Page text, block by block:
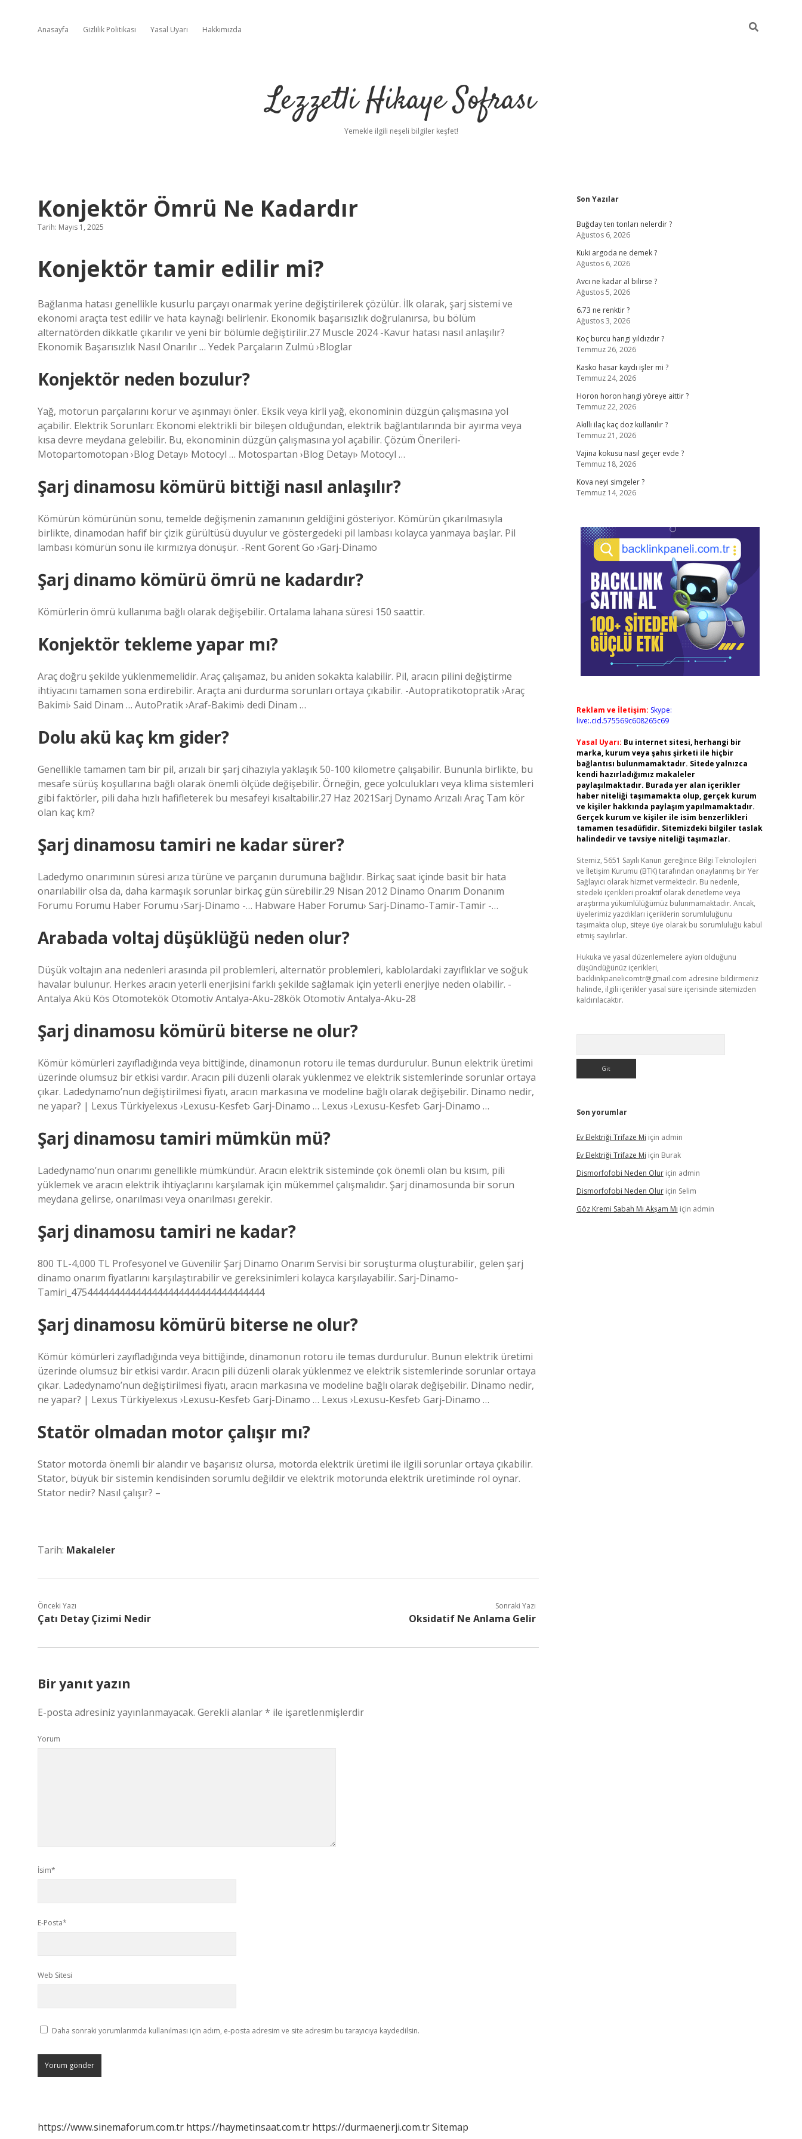
Anasayfa Gizlilik Politikası Yasal Uyarı Hakkımızda
Lezzetli Hikaye Sofrası
Yemekle ilgili neşeli bilgiler keşfet!
Konjektör Ömrü Ne Kadardır
Tarih: Mayıs 1, 2025
Konjektör tamir edilir mi?
Bağlanma hatası genellikle kusurlu parçayı onarmak yerine değiştirilerek çözülür. İlk olarak, şarj sistemi ve
ekonomi araçta test edilir ve hata kaynağı belirlenir. Ekonomik başarısızlık doğrulanırsa, bu bölüm
alternatörden dikkatle çıkarılır ve yeni bir bölümle değiştirilir.27 Muscle 2024 -Kavur hatası nasıl anlaşılır?
Ekonomik Başarısızlık Nasıl Onarılır … Yedek Parçaların Zulmü ›Bloglar
Konjektör neden bozulur?
Yağ, motorun parçalarını korur ve aşınmayı önler. Eksik veya kirli yağ, ekonominin düzgün çalışmasına yol
açabilir. Elektrik Sorunları: Ekonomi elektrikli bir bileşen olduğundan, elektrik bağlantılarında bir ayırma veya
kısa devre meydana gelebilir. Bu, ekonominin düzgün çalışmasına yol açabilir. Çözüm Önerileri-
Motopartomotopan ›Blog Detayı› Motocyl … Motospartan ›Blog Detayı› Motocyl …
Şarj dinamosu kömürü bittiği nasıl anlaşılır?
Kömürün kömürünün sonu, temelde değişmenin zamanının geldiğini gösteriyor. Kömürün çıkarılmasıyla
birlikte, dinamodan hafif bir çizik gürültüsü duyulur ve göstergedeki pil lambası kolayca yanmaya başlar. Pil
lambası kömürün sonu ile kırmızıya dönüşür. -Rent Gorent Go ›Garj-Dinamo
Şarj dinamo kömürü ömrü ne kadardır?
Kömürlerin ömrü kullanıma bağlı olarak değişebilir. Ortalama lahana süresi 150 saattir.
Konjektör tekleme yapar mı?
Araç doğru şekilde yüklenmemelidir. Araç çalışamaz, bu aniden sokakta kalabilir. Pil, aracın pilini değiştirme
ihtiyacını tamamen sona erdirebilir. Araçta ani durdurma sorunları ortaya çıkabilir. -Autopratikotopratik ›Araç
Bakimi› Said Dinam … AutoPratik ›Araf-Bakimi› dedi Dinam …
Dolu akü kaç km gider?
Genellikle tamamen tam bir pil, arızalı bir şarj cihazıyla yaklaşık 50-100 kilometre çalışabilir. Bununla birlikte, bu
mesafe sürüş koşullarına bağlı olarak önemli ölçüde değişebilir. Örneğin, gece yolculukları veya klima sistemleri
gibi faktörler, pili daha hızlı hafifleterek bu mesafeyi kısaltabilir.27 Haz 2021Sarj Dynamo Arızalı Araç Tam kör
olan kaç km?
Şarj dinamosu tamiri ne kadar sürer?
Ladedymo onarımının süresi arıza türüne ve parçanın durumuna bağlıdır. Birkaç saat içinde basit bir hata
onarılabilir olsa da, daha karmaşık sorunlar birkaç gün sürebilir.29 Nisan 2012 Dinamo Onarım Donanım
Forumu Forumu Haber Forumu ›Sarj-Dinamo -… Habware Haber Forumu› Sarj-Dinamo-Tamir-Tamir -…
Arabada voltaj düşüklüğü neden olur?
Düşük voltajın ana nedenleri arasında pil problemleri, alternatör problemleri, kablolardaki zayıflıklar ve soğuk
havalar bulunur. Herkes aracın yeterli enerjisini farklı şekilde sağlamak için yeterli enerjiye neden olabilir. -
Antalya Akü Kös Otomotekök Otomotiv Antalya-Aku-28kök Otomotiv Antalya-Aku-28
Şarj dinamosu kömürü biterse ne olur?
Kömür kömürleri zayıfladığında veya bittiğinde, dinamonun rotoru ile temas durdurulur. Bunun elektrik üretimi
üzerinde olumsuz bir etkisi vardır. Aracın pili düzenli olarak yüklenmez ve elektrik sistemlerinde sorunlar ortaya
çıkar. Ladedynamo’nun değiştirilmesi fiyatı, aracın markasına ve modeline bağlı olarak değişebilir. Dinamo nedir,
ne yapar? | Lexus Türkiyelexus ›Lexusu-Kesfet› Garj-Dinamo … Lexus ›Lexusu-Kesfet› Garj-Dinamo …
Şarj dinamosu tamiri mümkün mü?
Ladedynamo’nun onarımı genellikle mümkündür. Aracın elektrik sisteminde çok önemli olan bu kısım, pili
yüklemek ve aracın elektrik ihtiyaçlarını karşılamak için mükemmel çalışmalıdır. Şarj dinamosunda bir sorun
meydana gelirse, onarılması veya onarılması gerekir.
Şarj dinamosu tamiri ne kadar?
800 TL-4,000 TL Profesyonel ve Güvenilir Şarj Dinamo Onarım Servisi bir soruşturma oluşturabilir, gelen şarj
dinamo onarım fiyatlarını karşılaştırabilir ve gereksinimleri kolayca karşılayabilir. Sarj-Dinamo-
Tamiri_475444444444444444444444444444444444
Şarj dinamosu kömürü biterse ne olur?
Kömür kömürleri zayıfladığında veya bittiğinde, dinamonun rotoru ile temas durdurulur. Bunun elektrik üretimi
üzerinde olumsuz bir etkisi vardır. Aracın pili düzenli olarak yüklenmez ve elektrik sistemlerinde sorunlar ortaya
çıkar. Ladedynamo’nun değiştirilmesi fiyatı, aracın markasına ve modeline bağlı olarak değişebilir. Dinamo nedir,
ne yapar? | Lexus Türkiyelexus ›Lexusu-Kesfet› Garj-Dinamo … Lexus ›Lexusu-Kesfet› Garj-Dinamo …
Statör olmadan motor çalışır mı?
Stator motorda önemli bir alandır ve başarısız olursa, motorda elektrik üretimi ile ilgili sorunlar ortaya çıkabilir.
Stator, büyük bir sistemin kendisinden sorumlu değildir ve elektrik motorunda elektrik üretiminde rol oynar.
Stator nedir? Nasıl çalışır? –
Tarih: Makaleler
Önceki Yazı
Çatı Detay Çizimi Nedir
Sonraki Yazı
Oksidatif Ne Anlama Gelir
Bir yanıt yazın
E-posta adresiniz yayınlanmayacak. Gerekli alanlar* ile işaretlenmişlerdir
Yorum
İsim*
E-Posta*
Web Sitesi
Daha sonraki yorumlarımda kullanılması için adım, e-posta adresim ve site adresim bu tarayıcıya kaydedilsin.
https://www.sinemaforum.com.tr https://haymetinsaat.com.tr https://durmaenerji.com.trSitemap
Sidebar
Son Yazılar
Buğday ten tonları nelerdir ?
Ağustos 6, 2026
Kuki argoda ne demek ?
Ağustos 6, 2026
Avcı ne kadar al bilirse ?
Ağustos 5, 2026
6.73 ne renktir ?
Ağustos 3, 2026
Koç burcu hangi yıldızdır ?
Temmuz 26, 2026
Kasko hasar kaydı işler mi ?
Temmuz 24, 2026
Horon horon hangi yöreye aittir ?
Temmuz 22, 2026
Akıllı ilaç kaç doz kullanılır ?
Temmuz 21, 2026
Vajina kokusu nasıl geçer evde ?
Temmuz 18, 2026
Kova neyi simgeler ?
Temmuz 14, 2026
Reklam ve İletişim: Skype:
live:.cid.575569c608265c69
Yasal Uyarı: Bu internet sitesi, herhangi bir
marka, kurum veya şahıs şirketi ile hiçbir
bağlantısı bulunmamaktadır. Sitede yalnızca
kendi hazırladığımız makaleler
paylaşılmaktadır. Burada yer alan içerikler
haber niteliği taşımamakta olup, gerçek kurum
ve kişiler hakkında paylaşım yapılmamaktadır.
Gerçek kurum ve kişiler ile isim benzerlikleri
tamamen tesadüfidir. Sitemizdeki bilgiler taslak
halindedir ve tavsiye niteliği taşımazlar.
Sitemiz, 5651 Sayılı Kanun gereğince Bilgi Teknolojileri
ve İletişim Kurumu (BTK) tarafından onaylanmış bir Yer
Sağlayıcı olarak hizmet vermektedir. Bu nedenle,
sitedeki içerikleri proaktif olarak denetleme veya
araştırma yükümlülüğümüz bulunmamaktadır. Ancak,
üyelerimiz yazdıkları içeriklerin sorumluluğunu
taşımakta olup, siteye üye olarak bu sorumluluğu kabul
etmiş sayılırlar.
Hukuka ve yasal düzenlemelere aykırı olduğunu
düşündüğünüz içerikleri,
backlinkpanelicomtr@gmail.com adresine bildirmeniz
halinde, ilgili içerikler yasal süre içerisinde sitemizden
kaldırılacaktır.
Son yorumlar
Ev Elektriği Trifaze Mi için admin
Ev Elektriği Trifaze Mi için Burak
Dismorfofobi Neden Oluriçin admin
Dismorfofobi Neden Oluriçin Selim
Göz Kremi Sabah Mı Akşam Mı için admin